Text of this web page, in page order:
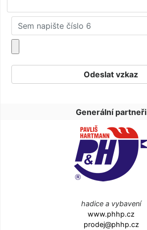
Generální partneři
hadice a vybavení
www.phhp.cz
prodej@phhp.cz